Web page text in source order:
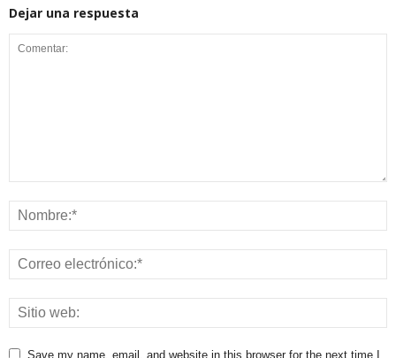
Dejar una respuesta
Save my name, email, and website in this browser for the next time I